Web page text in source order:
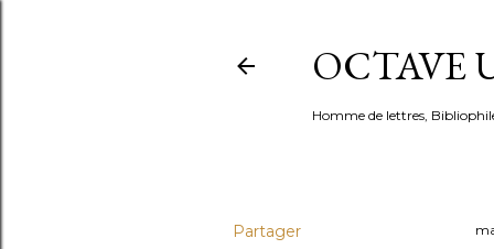
OCTAVE
Homme de lettres,
Partager